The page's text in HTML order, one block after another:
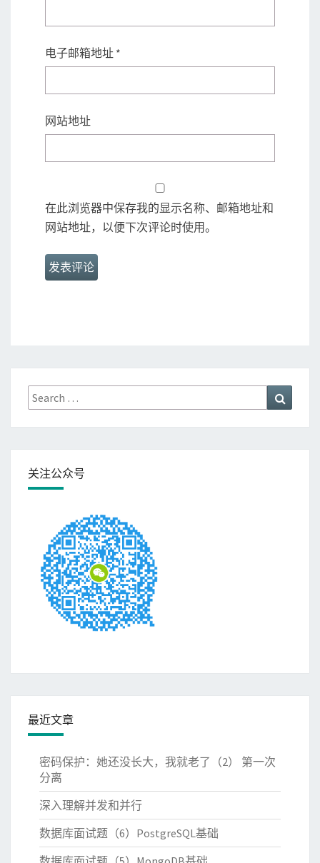
电子邮箱地址 *
网站地址
在此浏览器中保存我的显示名称、邮箱地址和
网站地址，以便下次评论时使用。
Search
for:
关注公众号
最近文章
密码保护：她还没长大，我就老了（2） 第一次
分离
深入理解并发和并行
数据库面试题（6）PostgreSQL基础